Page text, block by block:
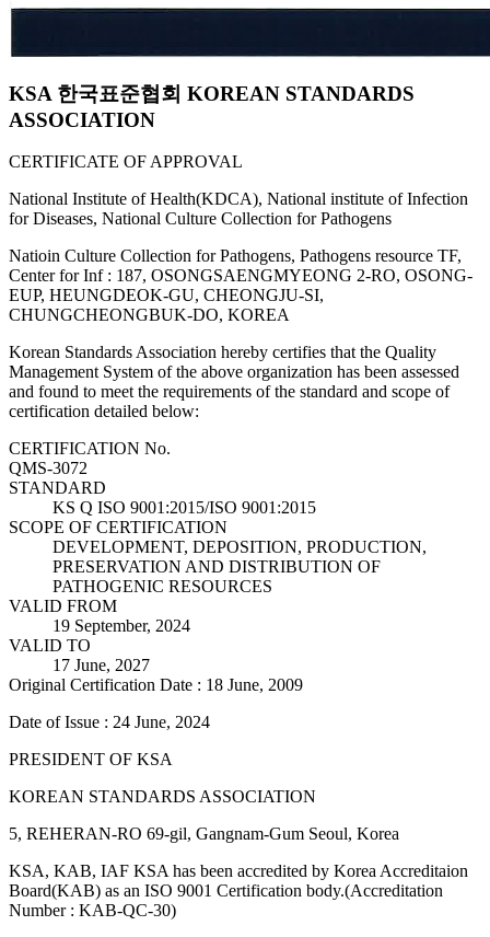
KSA 한국표준협회 KOREAN STANDARDS
ASSOCIATION
CERTIFICATE OF APPROVAL
National Institute of Health(KDCA), National institute of Infection
for Diseases, National Culture Collection for Pathogens
Natioin Culture Collection for Pathogens, Pathogens resource TF,
Center for Inf : 187, OSONGSAENGMYEONG 2-RO, OSONG-
EUP, HEUNGDEOK-GU, CHEONGJU-SI,
CHUNGCHEONGBUK-DO, KOREA
Korean Standards Association hereby certifies that the Quality
Management System of the above organization has been assessed
and found to meet the requirements of the standard and scope of
certification detailed below:
CERTIFICATION No.
QMS-3072
STANDARD
KS Q ISO 9001:2015/ISO 9001:2015
SCOPE OF CERTIFICATION
DEVELOPMENT, DEPOSITION, PRODUCTION,
PRESERVATION AND DISTRIBUTION OF
PATHOGENIC RESOURCES
VALID FROM
19 September, 2024
VALID TO
17 June, 2027
Original Certification Date : 18 June, 2009
Date of Issue : 24 June, 2024
PRESIDENT OF KSA
KOREAN STANDARDS ASSOCIATION
5, REHERAN-RO 69-gil, Gangnam-Gum Seoul, Korea
KSA, KAB, IAF KSA has been accredited by Korea Accreditaion
Board(KAB) as an ISO 9001 Certification body.(Accreditation
Number : KAB-QC-30)